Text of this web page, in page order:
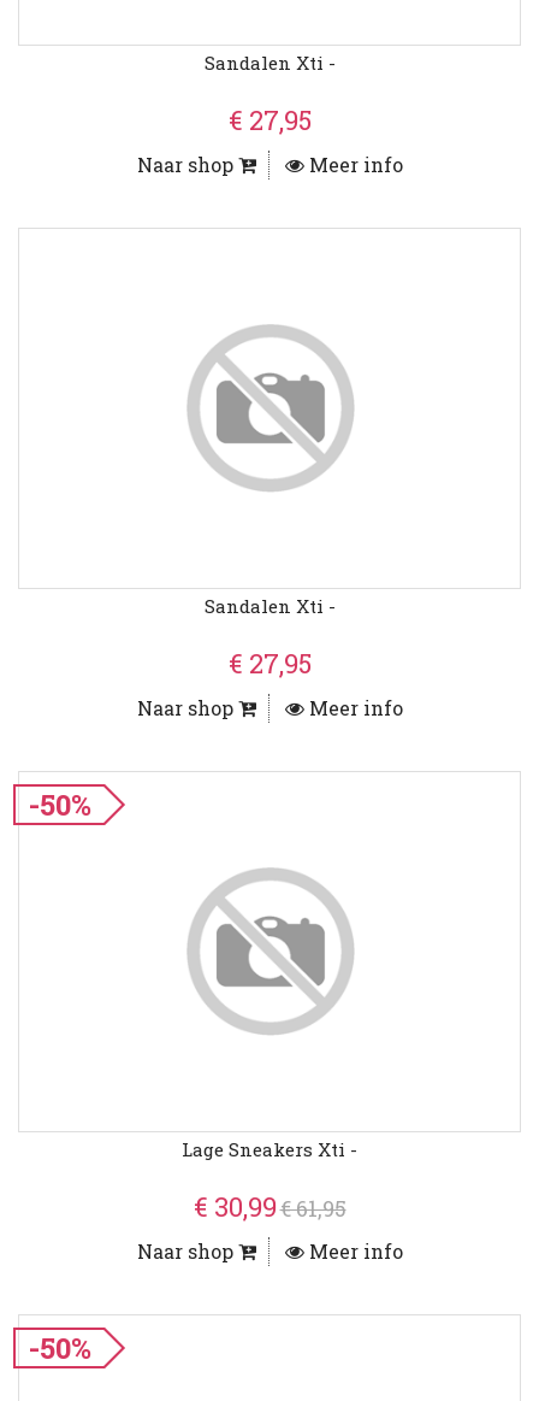
Sandalen Xti -
€ 27,95
Naar shop Meer info
Sandalen Xti -
€ 27,95
Naar shop Meer info
-50%
Lage Sneakers Xti -
€ 30,99€ 61,95
Naar shop Meer info
-50%